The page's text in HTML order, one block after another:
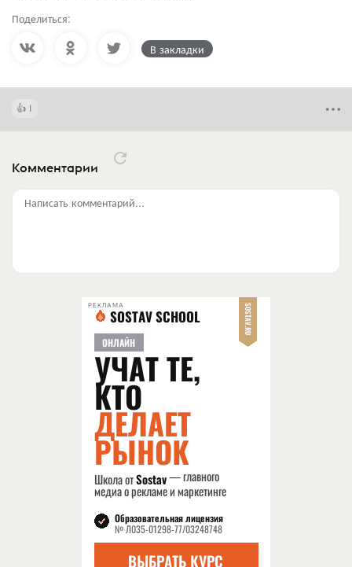
Поделиться:
В закладки
1
Комментарии
Написать комментарий...
РЕКЛАМА